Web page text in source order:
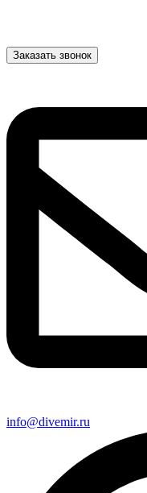
Заказать звонок
info@divemir.ru